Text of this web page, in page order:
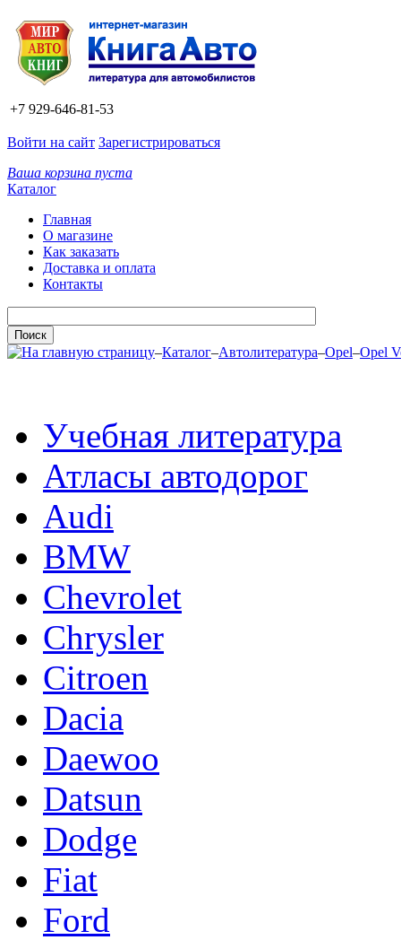
+7 929-646-81-53
Войти на сайт Зарегистрироваться
Ваша корзина пуста
Каталог
Главная
О магазине
Как заказать
Доставка и оплата
Контакты
–Каталог–Автолитература–Opel–Opel
Учебная литература
Атласы автодорог
Audi
BMW
Chevrolet
Chrysler
Citroen
Dacia
Daewoo
Datsun
Dodge
Fiat
Ford